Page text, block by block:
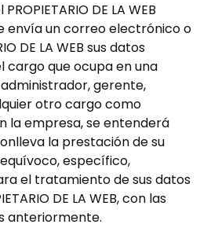
DE LA WEB
envía un correo electrónico o
DE LA WEB sus datos
cargo que ocupa en una
gerente,
otro cargo como
la empresa, se entenderá
la prestación de su
específico,
el tratamiento de sus datos
DE LA WEB, con las
anteriormente.